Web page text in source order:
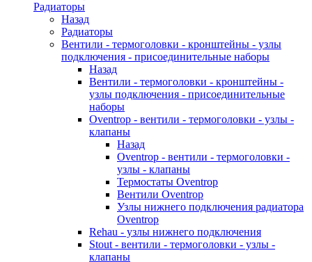
Радиаторы
Назад
Радиаторы
Вентили - термоголовки - кронштейны - узлы
подключения - присоединительные наборы
Назад
Вентили - термоголовки - кронштейны -
узлы подключения - присоединительные
наборы
Oventrop - вентили - термоголовки - узлы -
клапаны
Назад
Oventrop - вентили - термоголовки -
узлы - клапаны
Термостаты Oventrop
Вентили Oventrop
Узлы нижнего подключения радиатора
Oventrop
Rehau - узлы нижнего подключения
Stout - вентили - термоголовки - узлы -
клапаны